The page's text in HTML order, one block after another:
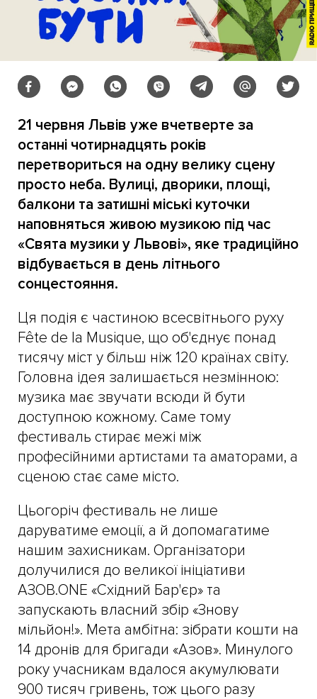
21 червня Львів уже вчетверте за
останні чотирнадцять років
перетвориться на одну велику сцену
просто неба. Вулиці, дворики, площі,
балкони та затишні міські куточки
наповняться живою музикою під час
«Свята музики у Львові», яке традиційно
відбувається в день літнього
сонцестояння.
Ця подія є частиною всесвітнього руху
Fête de la Musique, що об'єднує понад
тисячу міст у більш ніж 120 країнах світу.
Головна ідея залишається незмінною:
музика має звучати всюди й бути
доступною кожному. Саме тому
фестиваль стирає межі між
професійними артистами та аматорами, а
сценою стає саме місто.
Цьогоріч фестиваль не лише
даруватиме емоції, а й допомагатиме
нашим захисникам. Організатори
долучилися до великої ініціативи
АЗОВ.ONE «Східний Бар'єр» та
запускають власний збір «Знову
мільйон!». Мета амбітна: зібрати кошти на
14 дронів для бригади «Азов». Минулого
року учасникам вдалося акумулювати
900 тисяч гривень, тож цього разу